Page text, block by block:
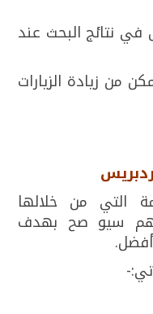
نتائج البحث عند
من زيادة الزيارات
التي من خلالها
سيو صح بهدف